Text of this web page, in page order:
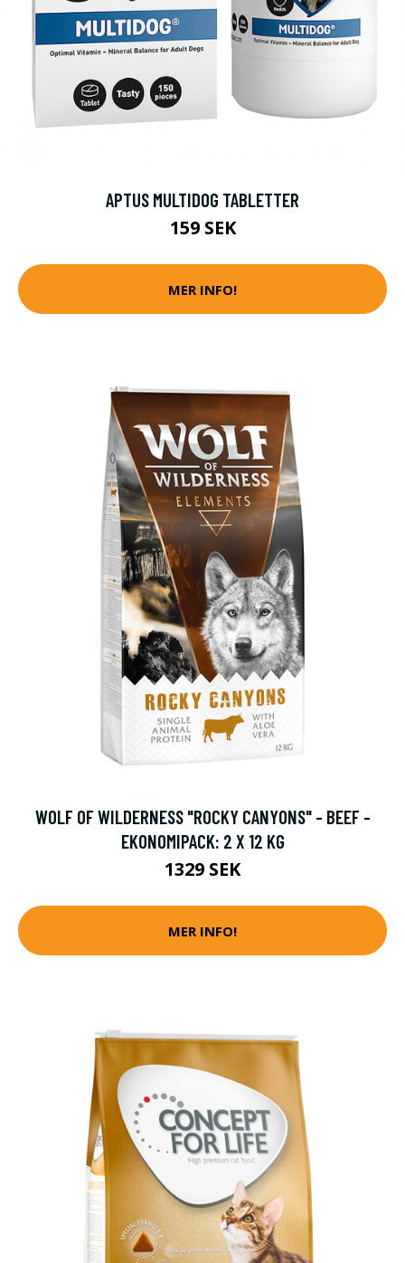
APTUS MULTIDOG TABLETTER
159 SEK
MER INFO!
WOLF OF WILDERNESS "ROCKY CANYONS" - BEEF -
EKONOMIPACK: 2 X 12 KG
1329 SEK
MER INFO!